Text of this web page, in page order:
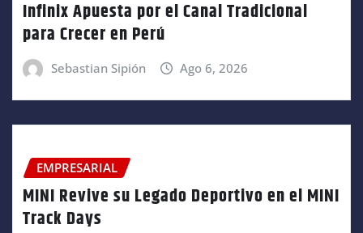
Infinix Apuesta por el Canal Tradicional
para Crecer en Perú
Sebastian Sipión Ago 6, 2026
EMPRESARIAL
MINI Revive su Legado Deportivo en el MINI
Track Days